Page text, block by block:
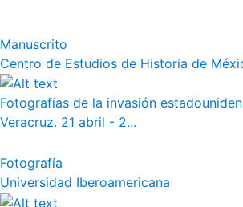
Manuscrito
Centro de Estudios de Historia de
Fotografías de la invasión
Veracruz. 21 abril - 2...
Fotografía
Universidad Iberoamericana